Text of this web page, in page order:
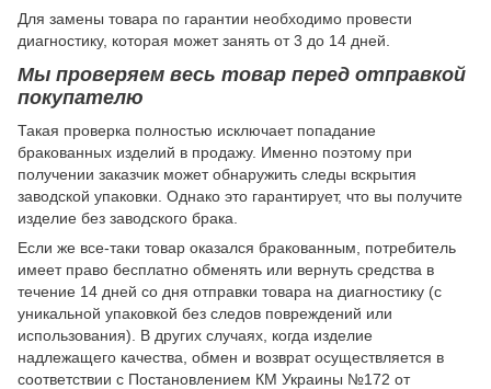
Для замены товара по гарантии необходимо провести
диагностику, которая может занять от 3 до 14 дней.
Мы проверяем весь товар перед отправкой
покупателю
Такая проверка полностью исключает попадание
бракованных изделий в продажу. Именно поэтому при
получении заказчик может обнаружить следы вскрытия
заводской упаковки. Однако это гарантирует, что вы получите
изделие без заводского брака.
Если же все-таки товар оказался бракованным, потребитель
имеет право бесплатно обменять или вернуть средства в
течение 14 дней со дня отправки товара на диагностику (с
уникальной упаковкой без следов повреждений или
использования). В других случаях, когда изделие
надлежащего качества, обмен и возврат осуществляется в
соответствии с Постановлением КМ Украины №172 от